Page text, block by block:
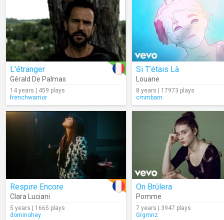
L'étranger
Gérald De Palmas
14 years | 459 plays
frenchwarrior
Si T’étais Là
Louane
8 years | 17973 plays
cmmbarn
Respire Encore
Clara Luciani
5 years | 1665 plays
dominohey
On Brûlera
Pomme
7 years | 3947 plays
Grgmnz